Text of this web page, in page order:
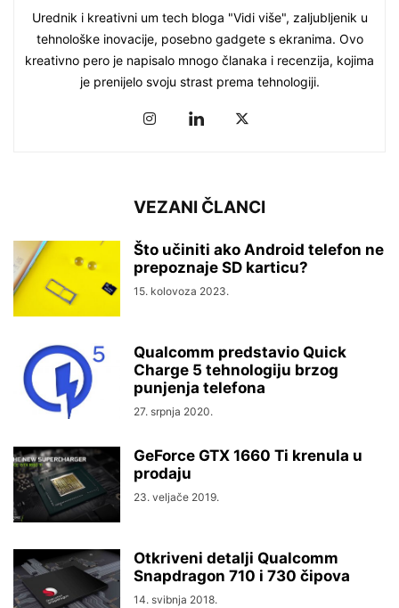
Urednik i kreativni um tech bloga "Vidi više", zaljubljenik u
tehnološke inovacije, posebno gadgete s ekranima. Ovo
kreativno pero je napisalo mnogo članaka i recenzija, kojima
je prenijelo svoju strast prema tehnologiji.
VEZANI ČLANCI
Što učiniti ako Android telefon ne
prepoznaje SD karticu?
15. kolovoza 2023.
Qualcomm predstavio Quick
Charge 5 tehnologiju brzog
punjenja telefona
27. srpnja 2020.
GeForce GTX 1660 Ti krenula u
prodaju
23. veljače 2019.
Otkriveni detalji Qualcomm
Snapdragon 710 i 730 čipova
14. svibnja 2018.